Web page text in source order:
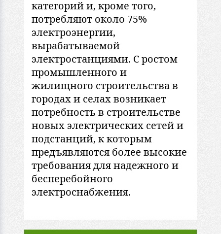
категорий и, кроме того,
потребляют около 75%
электроэнергии,
вырабатываемой
электростанциями. С ростом
промышленного и
жилищного строительства в
городах и селах возникает
потребность в строительстве
новых электрических сетей и
подстанций, к которым
предъявляются более высокие
требования для надежного и
бесперебойного
электроснабжения.